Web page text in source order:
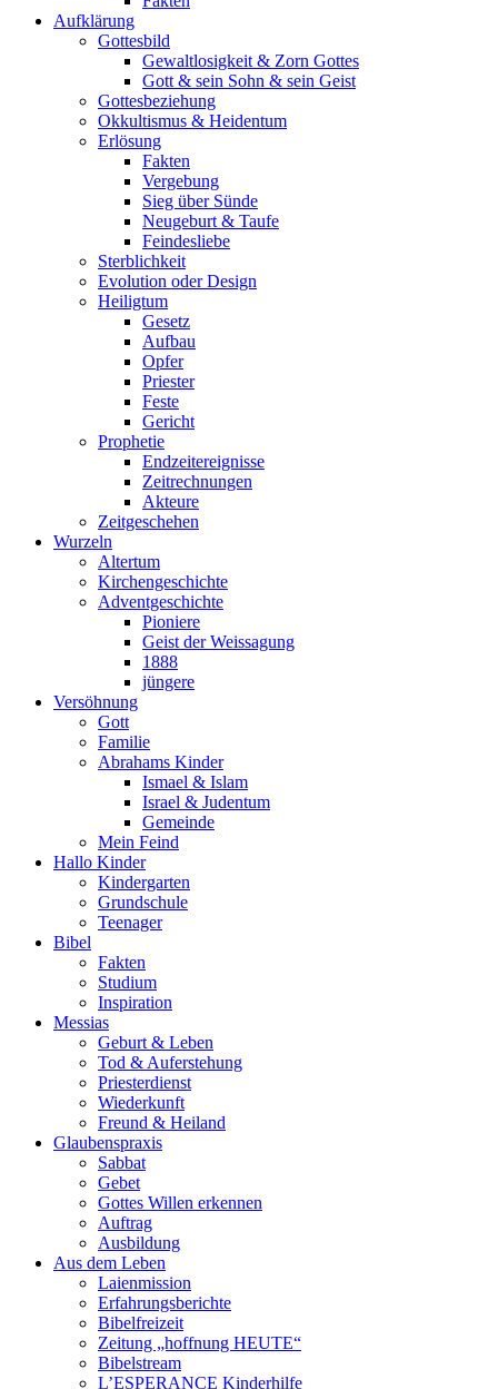
Aufklärung
Gottesbild
Gewaltlosigkeit & Zorn Gottes
Gott & sein Sohn & sein Geist
Gottesbeziehung
Okkultismus & Heidentum
Erlösung
Fakten
Vergebung
Sieg über Sünde
Neugeburt & Taufe
Feindesliebe
Sterblichkeit
Evolution oder Design
Heiligtum
Gesetz
Aufbau
Opfer
Priester
Feste
Gericht
Prophetie
Endzeitereignisse
Zeitrechnungen
Akteure
Zeitgeschehen
Wurzeln
Altertum
Kirchengeschichte
Adventgeschichte
Pioniere
Geist der Weissagung
1888
jüngere
Versöhnung
Gott
Familie
Abrahams Kinder
Ismael & Islam
Israel & Judentum
Gemeinde
Mein Feind
Hallo Kinder
Kindergarten
Grundschule
Teenager
Bibel
Fakten
Studium
Inspiration
Messias
Geburt & Leben
Tod & Auferstehung
Priesterdienst
Wiederkunft
Freund & Heiland
Glaubenspraxis
Sabbat
Gebet
Gottes Willen erkennen
Auftrag
Ausbildung
Aus dem Leben
Laienmission
Erfahrungsberichte
Bibelfreizeit
Zeitung „hoffnung HEUTE“
Bibelstream
L’ESPERANCE Kinderhilfe